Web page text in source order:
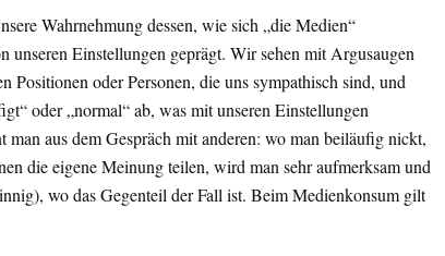
Wahrnehmung dessen, wie sich „die Medien“
unseren Einstellungen geprägt. Wir sehen mit Argusaugen
Positionen oder Personen, die uns sympathisch sind, und
oder „normal“ ab, was mit unseren Einstellungen
man aus dem Gespräch mit anderen: wo man beiläufig nickt,
die eigene Meinung teilen, wird man sehr aufmerksam und
wo das Gegenteil der Fall ist. Beim Medienkonsum gilt